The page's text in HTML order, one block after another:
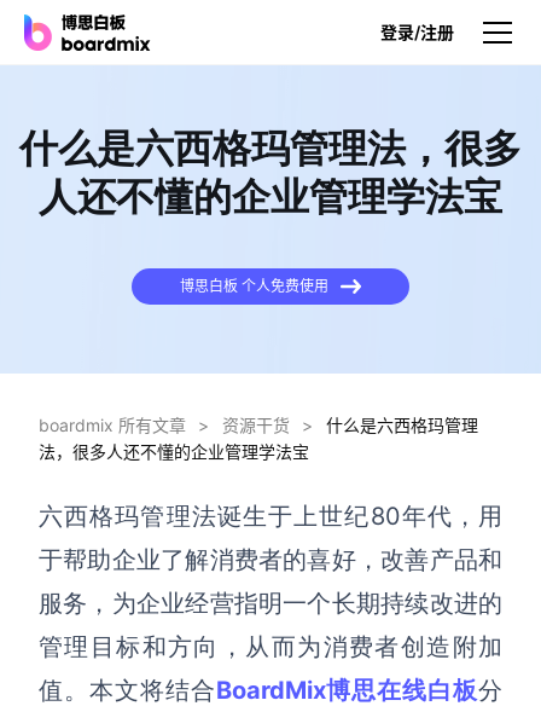
登录/注册
产品
博思白板
博思白板SDK
博思白板离线版
博思设计
一体化产品设计工具
博思AIPPT
AI生成PPT，支持在线编辑
什么是六西格玛管理法，很多
人还不懂的企业管理学法宝
博思白板 个人免费使用
boardmix 所有文章 > 资源干货 >
什么是六西格玛管理
法，很多人还不懂的企业管理学法宝
六西格玛管理法诞生于上世纪80年代 ，用
于帮助企业了解消费者的喜好，改善产品和
服务，为企业经营指明一个长期持续改进的
管理目标和方向，从而为消费者创造附加
值。 本文将结合BoardMix博思在线白板分